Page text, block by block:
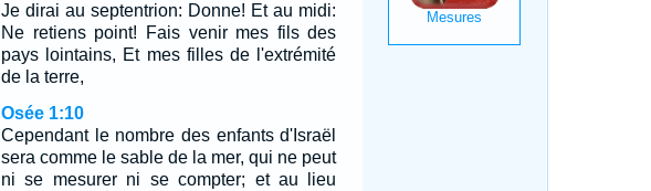
Je dirai au septentrion: Donne! Et au midi:
Ne retiens point! Fais venir mes fils des
pays lointains, Et mes filles de l'extrémité
de la terre,
Osée 1:10
Cependant le nombre des enfants d'Israël
sera comme le sable de la mer, qui ne peut
ni se mesurer ni se compter; et au lieu